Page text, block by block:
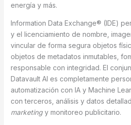
energía y más.
Information Data Exchange® (IDE)
y el licenciamiento de nombre,
vincular de forma segura objetos
objetos de metadatos inmutables,
responsable con integridad. El
Datavault AI es completamente
automatización con IA y Machine
con terceros, análisis y datos
marketingy monitoreo publicitario.